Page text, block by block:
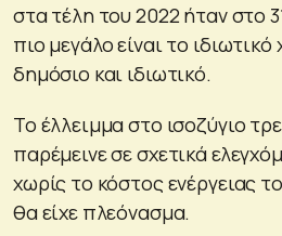
στα τέλη του 2022 ήταν στο
πιο μεγάλο είναι το
δημόσιο και ιδιωτικό.
Το έλλειμμα στο ισοζύγιο
παρέμεινε σε σχετικά
χωρίς το κόστος ενέργειας
θα είχε πλεόνασμα.